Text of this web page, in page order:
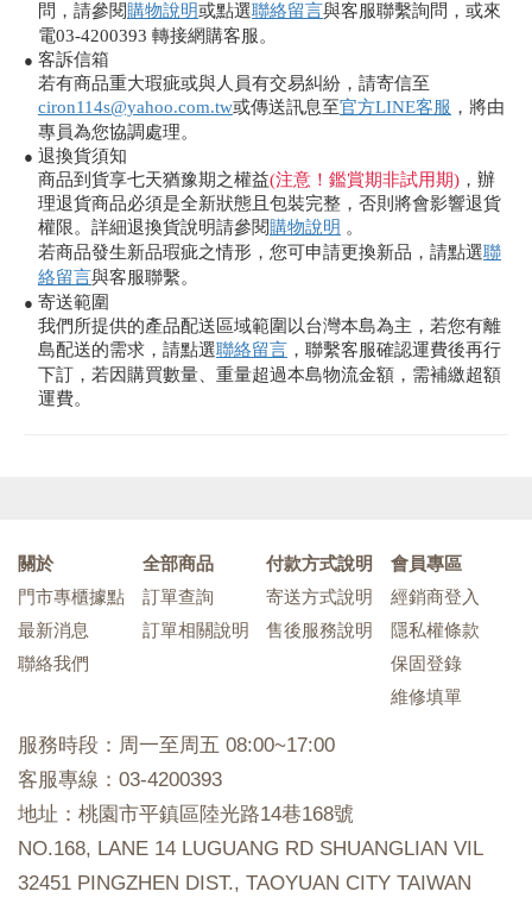
問，請參閱購物說明或點選聯絡留言與客服聯繫詢問，或來
電03-4200393 轉接網購客服。
● 客訴信箱
若有商品重大瑕疵或與人員有交易糾紛，請寄信至
ciron114s@yahoo.com.tw或傳送訊息至官方LINE客服 ，將由
專員為您協調處理。
● 退換貨須知
商品到貨享七天猶豫期之權益(注意！鑑賞期非試用期) ，辦
理退貨商品必須是全新狀態且包裝完整，否則將會影響退貨
權限。詳細退換貨說明請參閱購物說明 。
若商品發生新品瑕疵之情形，您可申請更換新品，請點選聯
絡留言與客服聯繫。
● 寄送範圍
我們所提供的產品配送區域範圍以台灣本島為主，若您有離
島配送的需求，請點選聯絡留言 ，聯繫客服確認運費後再行
下訂，若因購買數量、重量超過本島物流金額，需補繳超額
運費。
關於
門市專櫃據點
最新消息
聯絡我們
全部商品
訂單查詢
訂單相關說明
付款方式說明
寄送方式說明
售後服務說明
會員專區
經銷商登入
隱私權條款
保固登錄
維修填單
服務時段：周一至周五 08:00~17:00
客服專線：03-4200393
地址：桃園市平鎮區陸光路14巷168號
NO.168, LANE 14 LUGUANG RD SHUANGLIAN VIL
32451 PINGZHEN DIST., TAOYUAN CITY TAIWAN